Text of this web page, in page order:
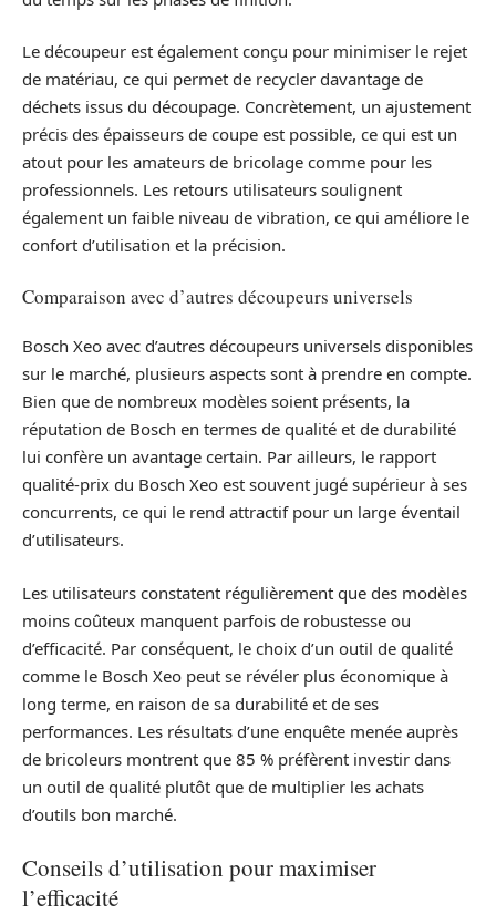
Le découpeur est également conçu pour minimiser le rejet
de matériau, ce qui permet de recycler davantage de
déchets issus du découpage. Concrètement, un ajustement
précis des épaisseurs de coupe est possible, ce qui est un
atout pour les amateurs de bricolage comme pour les
professionnels. Les retours utilisateurs soulignent
également un faible niveau de vibration, ce qui améliore le
confort d’utilisation et la précision.
Comparaison avec d’autres découpeurs universels
Bosch Xeo avec d’autres découpeurs universels disponibles
sur le marché, plusieurs aspects sont à prendre en compte.
Bien que de nombreux modèles soient présents, la
réputation de Bosch en termes de qualité et de durabilité
lui confère un avantage certain. Par ailleurs, le rapport
qualité-prix du Bosch Xeo est souvent jugé supérieur à ses
concurrents, ce qui le rend attractif pour un large éventail
d’utilisateurs.
Les utilisateurs constatent régulièrement que des modèles
moins coûteux manquent parfois de robustesse ou
d’efficacité. Par conséquent, le choix d’un outil de qualité
comme le Bosch Xeo peut se révéler plus économique à
long terme, en raison de sa durabilité et de ses
performances. Les résultats d’une enquête menée auprès
de bricoleurs montrent que 85 % préfèrent investir dans
un outil de qualité plutôt que de multiplier les achats
d’outils bon marché.
Conseils d’utilisation pour maximiser
l’efficacité